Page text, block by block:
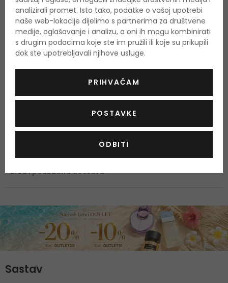
toaletna voda 100 ml + toaletna voda 35 ml
10 % popustas kodomOUTLET10
AKTIVIRAJ
Nova cijena:4,50 €
Očekivani datum isporuke
GLS4-6 radnih dana
Zašto kupovati kod nas?
100 % originalni proizvodi
Najbolje cijene na tržištu
Brza i pouzdana dostava
Sastav
analizirali promet. Isto tako, podatke o vašoj upotrebi
naše web-lokacije dijelimo s partnerima za društvene
medije, oglašavanje i analizu, a oni ih mogu kombinirati
s drugim podacima koje ste im pružili ili koje su prikupili
dok ste upotrebljavali njihove usluge.
PRIHVAĆAM
POSTAVKE
ODBITI